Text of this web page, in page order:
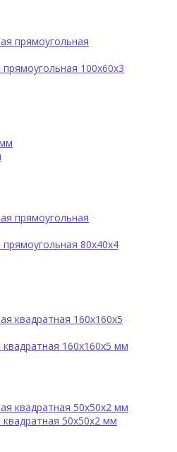
100х60х3
80х40х4
160х160х5 мм
50х50х2 мм